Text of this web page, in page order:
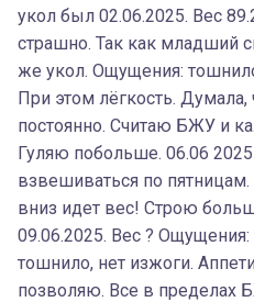
укол был 02.06.2025. Вес
страшно. Так как младший
же укол. Ощущения:
При этом лёгкость. Думала,
постоянно. Считаю БЖУ и
Гуляю побольше. 06.06
взвешиваться по
вниз идет вес! Строю
09.06.2025. Вес ?
тошнило, нет изжоги.
позволяю. Все в пределах